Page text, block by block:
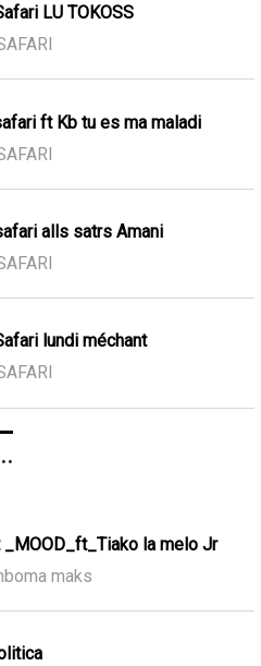
LU TOKOSS
ft Kb tu es ma maladi
alls satrs Amani
lundi méchant
_MOOD_ft_Tiako la melo Jr
maks